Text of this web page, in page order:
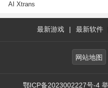
AI Xtrans
最新游戏 | 最新软件
网站地图
鄂ICP备2023002227号-4